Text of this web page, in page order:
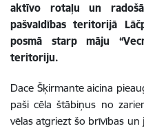
aktīvo rotaļu un
pašvaldības teritorijā
posmā starp māju
teritoriju.
Dace Šķirmante aicina
paši cēla štābiņus no
vēlas atgriezt šo brīvības